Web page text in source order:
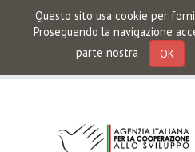
Questo sito usa cookie per
Proseguendo la navigazione
parte nostra
OK